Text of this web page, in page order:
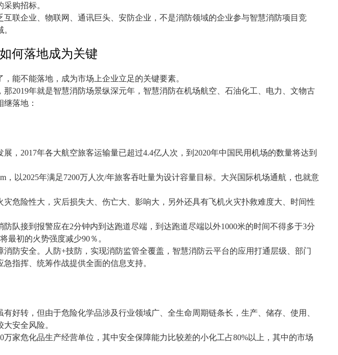
购招标。
联企业、物联网、通讯巨头、安防企业，不是消防领域的企业参与智慧消防项目竞
何落地成为关键
能不能落地，成为市场上企业立足的关键要素。
那2019年就是智慧消防场景纵深元年，智慧消防在机场航空、石油化工、电力、文物古
落地：
， 2017年各大航空旅客运输量已超过4.4亿人次，到 2020年中国民用机场的数量将达到
m ，以2025年满足7200万人次/年旅客吞吐量为设计容量目标。大兴国际机场通航，也就意
危险性大，灾后损失大、伤亡大、影响大，另外还具有飞机火灾扑救难度大、时间性
防队接到报警应在2分钟内到达跑道尽端，到达跑道尽端以外1000米的时间不得多于3分
最初的火势强度减少90％。
消防安全。人防+技防，实现消防监管全覆盖，智慧消防云平台的应用打通层级、部门
指挥、统筹作战提供全面的信息支持。
好转，但由于危险化学品涉及行业领域广、全生命周期链条长，生产、储存、使用、
安全风险。
万家危化品生产经营单位，其中安全保障能力比较差的小化工占80%以上，其中的市场